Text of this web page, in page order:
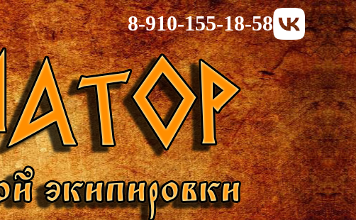
8-910-155-18-58